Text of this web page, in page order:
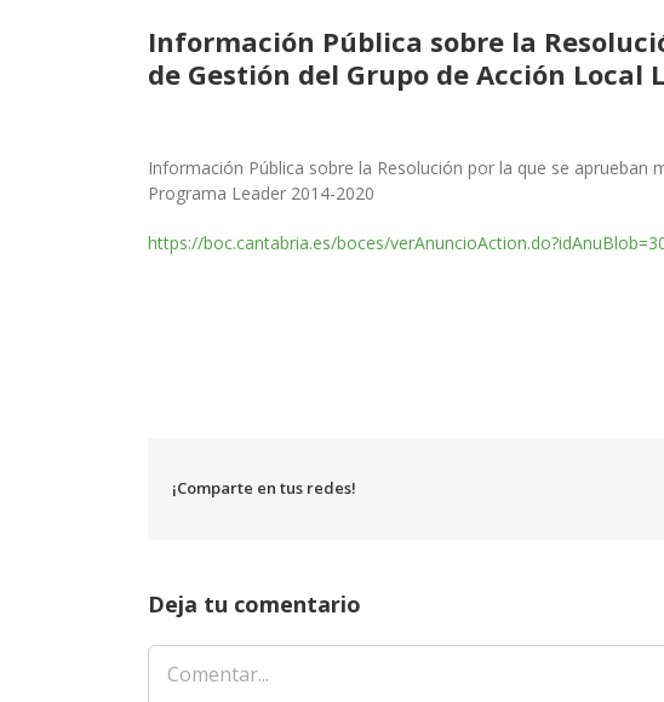
Información Pública sobre la
de Gestión del Grupo de Acción
Información Pública sobre la Resolución por la que se aprueban
Programa Leader 2014-2020
https://boc.cantabria.es/boces/verAnuncioAction.do?idAnuBlob=3
¡Comparte en tus redes!
Deja tu comentario
Comentar